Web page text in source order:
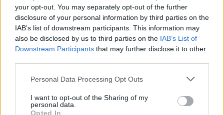
your opt-out. You may separately opt-out of the further
disclosure of your personal information by third parties on the
IAB’s list of downstream participants. This information may
also be disclosed by us to third parties on the IAB’s List of
Downstream Participants that may further disclose it to other
Please note that this website/app uses one or more Google
not limited to your visit or usage behaviour. You may click to
grant or deny consent to Google and its third-party tags to
Personal Data Processing Opt Outs
I want to opt-out of the Sharing of my
personal data.
Opted In
Ilaria Mauri, bolognese, decise di seguire il
giornalismo sportivo dopo una notte al
Dall'Ara durante una partita decisiva: oggi
coordina le pagine di competizioni e
commenti. In redazione predilige reportage
sul campo e conserva il biglietto di quella
partita come prova della svolta.